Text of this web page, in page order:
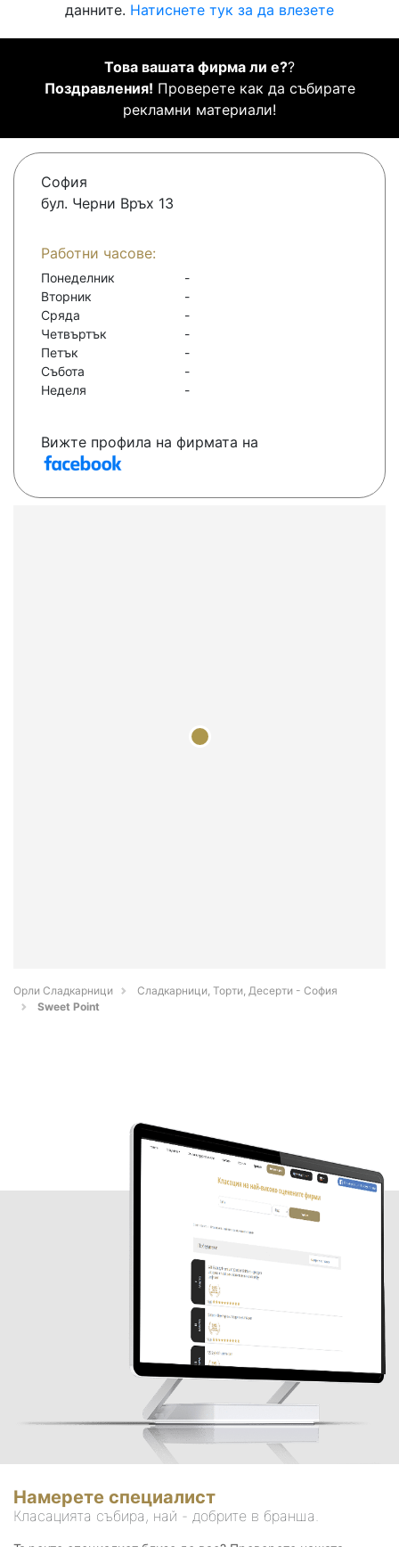
данните. Натиснете тук за да влезете
Това вашата фирма ли е??
Поздравления! Проверете как да събирате
рекламни материали!
София
бул. Черни Връх 13
Работни часове:
Понеделник
-
Вторник
-
Сряда
-
Четвъртък
-
Петък
-
Събота
-
Неделя
-
Вижте профила на фирмата на
Орли Сладкарници
Сладкарници, Торти, Десерти - София
Sweet Point
Намерете специалист
Класацията събира, най - добрите в бранша.